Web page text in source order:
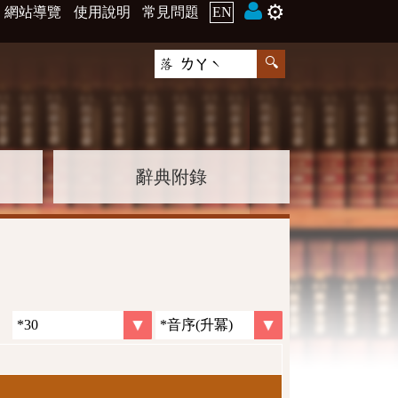
網站導覽 使用說明 常見問題 EN ⚙️
辭典附錄